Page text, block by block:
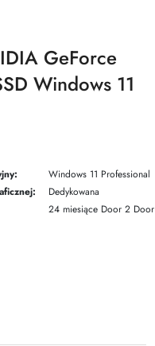
GeForce
Windows 11
Windows 11 Professional
Dedykowana
24 miesiące Door 2 Door